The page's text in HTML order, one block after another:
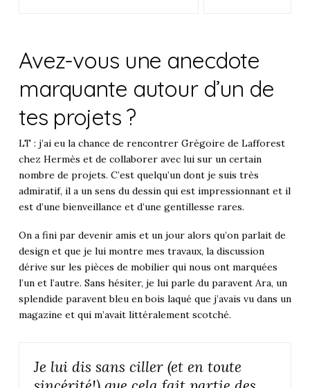
Avez-vous une anecdote
marquante autour d’un de
tes projets ?
LT : j’ai eu la chance de rencontrer Grégoire de Lafforest
chez Hermès et de collaborer avec lui sur un certain
nombre de projets. C’est quelqu’un dont je suis très
admiratif, il a un sens du dessin qui est impressionnant et il
est d’une bienveillance et d’une gentillesse rares.
On a fini par devenir amis et un jour alors qu’on parlait de
design et que je lui montre mes travaux, la discussion
dérive sur les pièces de mobilier qui nous ont marquées
l’un et l’autre. Sans hésiter, je lui parle du paravent Ara, un
splendide paravent bleu en bois laqué que j’avais vu dans un
magazine et qui m’avait littéralement scotché.
Je lui dis sans ciller (et en toute